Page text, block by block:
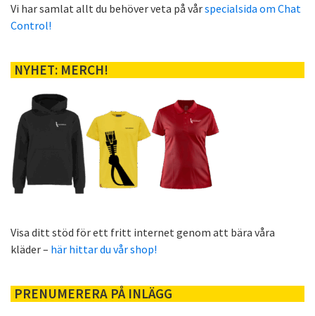
Vi har samlat allt du behöver veta på vårspecialsida om Chat
Control!
NYHET: MERCH!
Visa ditt stöd för ett fritt internet genom att bära våra
kläder – här hittar du vår shop!
PRENUMERERA PÅ INLÄGG